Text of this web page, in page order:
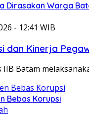
Dirasakan Warga
- 12:41 WIB
dan Kinerja
Batam
Bebas Korupsi